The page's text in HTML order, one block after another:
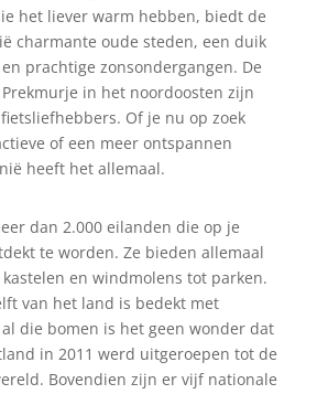
het liever warm hebben, biedt de
charmante oude steden, een duik
prachtige zonsondergangen. De
in het noordoosten zijn
Of je nu op zoek
of een meer ontspannen
heeft het allemaal.
dan 2.000 eilanden die op je
te worden. Ze bieden allemaal
en windmolens tot parken.
van het land is bedekt met
die bomen is het geen wonder dat
in 2011 werd uitgeroepen tot de
Bovendien zijn er vijf nationale